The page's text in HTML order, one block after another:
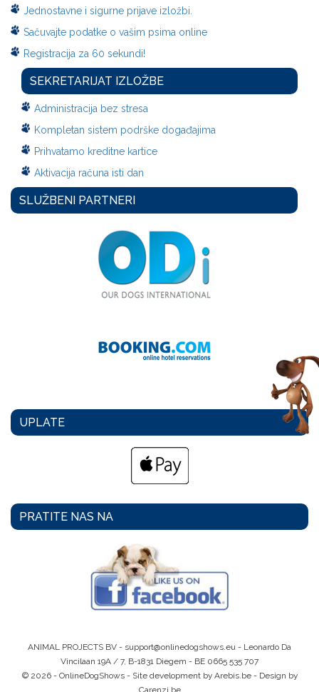
Jednostavne i sigurne prijave izložbi.
Sačuvajte podatke o vašim psima online
Registracija za 60 sekundi!
SEKRETARIJAT IZLOŽBE
Administracija bez stresa
Kompletan sistem podrške događajima
Prihvatamo kreditne kartice
Aktivacija računa isti dan
SLUŽBENI PARTNERI
UPLATE
PRATITE NAS NA
ANIMAL PROJECTS BV - support@onlinedogshows.eu - Leonardo Da
Vincilaan 19A / 7, B-1831 Diegem - BE 0665 535 707
© 2026 - OnlineDogShows - Site development by Arebis.be - Design by
Carenzi.be